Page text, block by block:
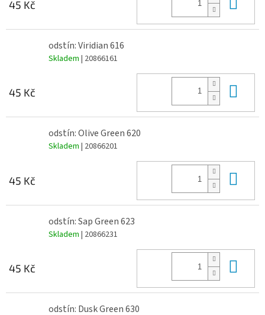
45 Kč
odstín: Viridian 616
Skladem | 20866161
45 Kč
odstín: Olive Green 620
Skladem | 20866201
45 Kč
odstín: Sap Green 623
Skladem | 20866231
45 Kč
odstín: Dusk Green 630